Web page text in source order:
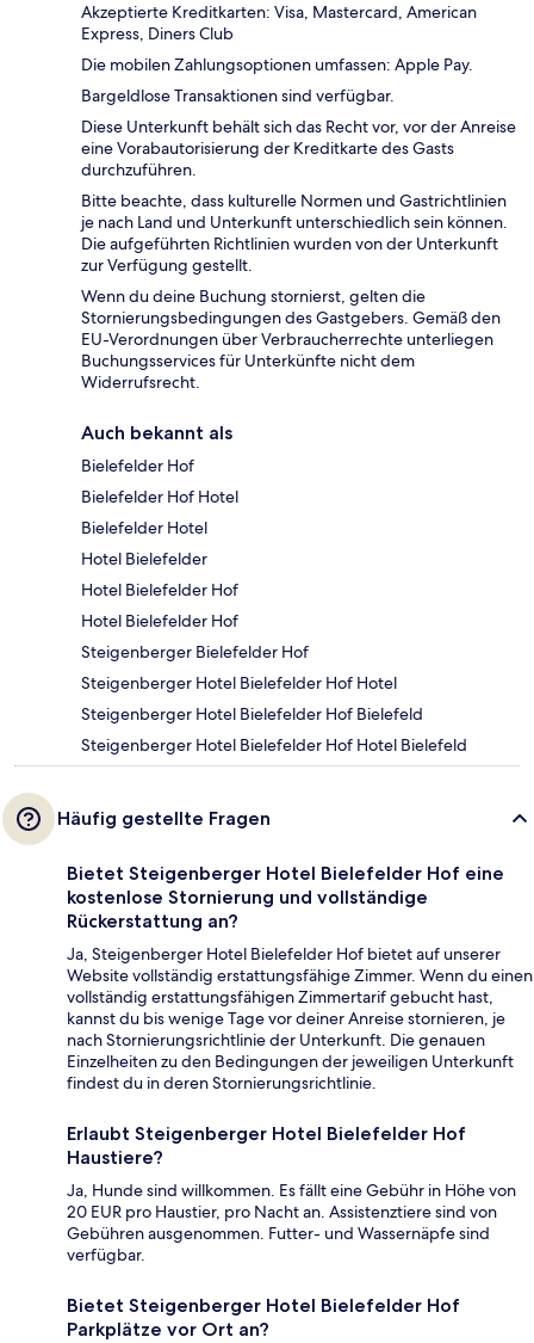
Akzeptierte Kreditkarten: Visa, Mastercard, American
Express, Diners Club
Die mobilen Zahlungsoptionen umfassen: Apple Pay.
Bargeldlose Transaktionen sind verfügbar.
Diese Unterkunft behält sich das Recht vor, vor der Anreise
eine Vorabautorisierung der Kreditkarte des Gasts
durchzuführen.
Bitte beachte, dass kulturelle Normen und Gastrichtlinien
je nach Land und Unterkunft unterschiedlich sein können.
Die aufgeführten Richtlinien wurden von der Unterkunft
zur Verfügung gestellt.
Wenn du deine Buchung stornierst, gelten die
Stornierungsbedingungen des Gastgebers. Gemäß den
EU-Verordnungen über Verbraucherrechte unterliegen
Buchungsservices für Unterkünfte nicht dem
Widerrufsrecht.
Auch bekannt als
Bielefelder Hof
Bielefelder Hof Hotel
Bielefelder Hotel
Hotel Bielefelder
Hotel Bielefelder Hof
Hotel Bielefelder Hof
Steigenberger Bielefelder Hof
Steigenberger Hotel Bielefelder Hof Hotel
Steigenberger Hotel Bielefelder Hof Bielefeld
Steigenberger Hotel Bielefelder Hof Hotel Bielefeld
Häufig gestellte Fragen
Bietet Steigenberger Hotel Bielefelder Hof eine
kostenlose Stornierung und vollständige
Rückerstattung an?
Ja, Steigenberger Hotel Bielefelder Hof bietet auf unserer
Website vollständig erstattungsfähige Zimmer. Wenn du einen
vollständig erstattungsfähigen Zimmertarif gebucht hast,
kannst du bis wenige Tage vor deiner Anreise stornieren, je
nach Stornierungsrichtlinie der Unterkunft. Die genauen
Einzelheiten zu den Bedingungen der jeweiligen Unterkunft
findest du in deren Stornierungsrichtlinie.
Erlaubt Steigenberger Hotel Bielefelder Hof
Haustiere?
Ja, Hunde sind willkommen. Es fällt eine Gebühr in Höhe von
20 EUR pro Haustier, pro Nacht an. Assistenztiere sind von
Gebühren ausgenommen. Futter- und Wassernäpfe sind
verfügbar.
Bietet Steigenberger Hotel Bielefelder Hof
Parkplätze vor Ort an?